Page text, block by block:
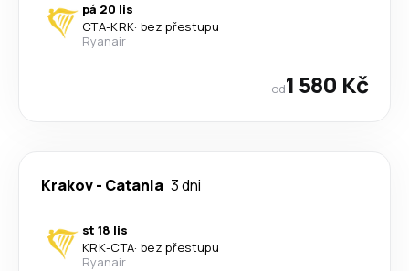
pá 20 lis
CTA-KRK· bez přestupu
Ryanair
od1 580 Kč
Krakov- Catania 3 dni
st 18 lis
KRK-CTA· bez přestupu
Ryanair